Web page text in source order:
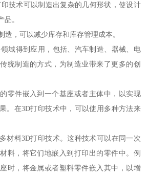
技术可以制造出复杂的几何形状，使设计
。
造，可以减少库存和库存管理成本。
域得到应用，包括、汽车制造、器械、电
统制造的方式，为制造业带来了更多的创
零件嵌入到一个基座或者主体中，以实现
。在3D打印技术中，可以使用多种方法来
材料3D打印技术。这种技术可以在同一次
料，将它们地嵌入到打印出的零件中。例
时，将金属或者塑料零件嵌入其中，以增